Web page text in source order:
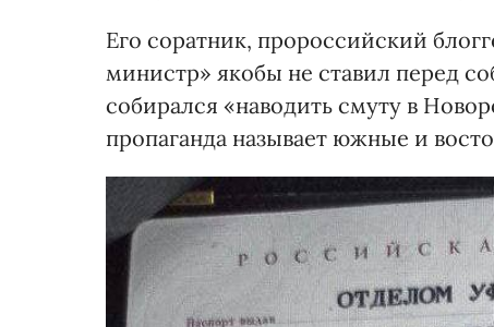
Его соратник, пророссийский
министр» якобы не ставил перед
собирался «наводить смуту в
пропаганда называет южные и